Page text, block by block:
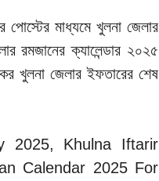
মাধ্যমে খুলনা জেলার
রমজানের ক্যালেন্ডার ২০২৫
খুলনা জেলার ইফতারের শেষ
2025, Khulna Iftarir
Calendar 2025 For